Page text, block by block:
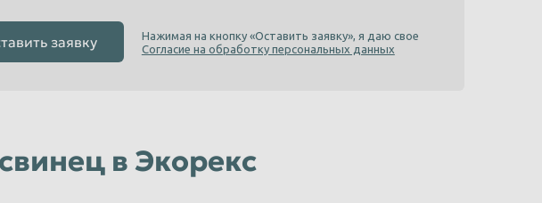
заявку
Нажимая на кнопку «Оставить заявку», я даю свое
Согласие на обработку персональных данных
в Экорекс